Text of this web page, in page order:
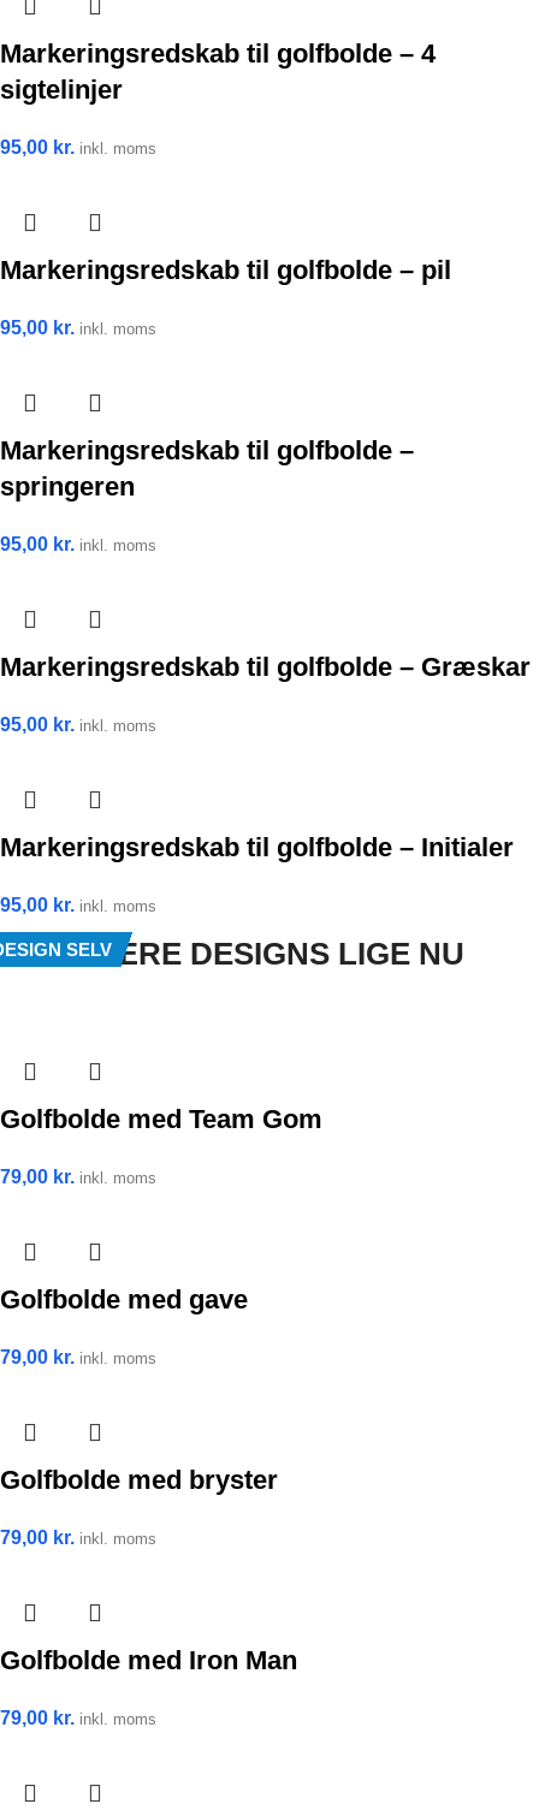
Markeringsredskab til golfbolde – 4
sigtelinjer
95,00 kr. inkl. moms
Markeringsredskab til golfbolde – pil
95,00 kr. inkl. moms
Markeringsredskab til golfbolde –
springeren
95,00 kr. inkl. moms
Markeringsredskab til golfbolde – Græskar
95,00 kr. inkl. moms
Markeringsredskab til golfbolde – Initialer
95,00 kr. inkl. moms
POPULÆRE DESIGNS LIGE NU
SELV
Golfbolde med Team Gom
79,00 kr. inkl. moms
SELV
Golfbolde med gave
79,00 kr. inkl. moms
SELV
Golfbolde med bryster
79,00 kr. inkl. moms
SELV
Golfbolde med Iron Man
79,00 kr. inkl. moms
SELV
SELV
SELV
SELV
SELV
SELV